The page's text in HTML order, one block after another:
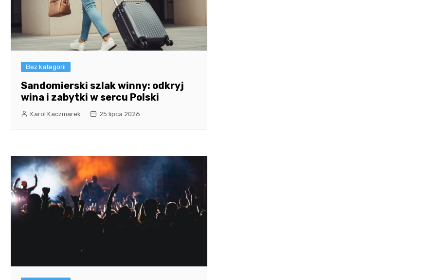
Bez kategorii
Sandomierski szlak winny: odkryj
wina i zabytki w sercu Polski
Karol Kaczmarek 25 lipca 2026